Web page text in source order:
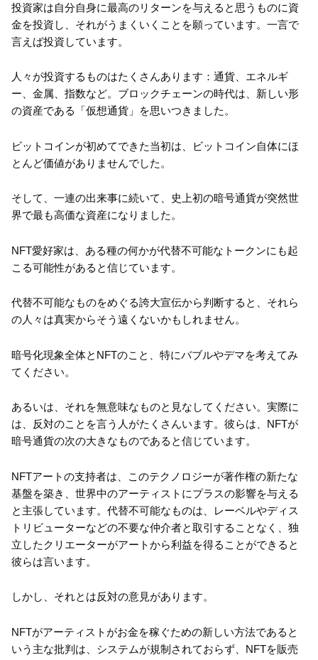
投資家は自分自身に最高のリターンを与えると思うものに資
金を投資し、それがうまくいくことを願っています。一言で
言えば投資しています。
人々が投資するものはたくさんあります：通貨、エネルギ
ー、金属、指数など。ブロックチェーンの時代は、新しい形
の資産である「仮想通貨」を思いつきました。
ビットコインが初めてできた当初は、ビットコイン自体にほ
とんど価値がありませんでした。
そして、一連の出来事に続いて、史上初の暗号通貨が突然世
界で最も高価な資産になりました。
NFT愛好家は、ある種の何かが代替不可能なトークンにも起
こる可能性があると信じています。
代替不可能なものをめぐる誇大宣伝から判断すると、それら
の人々は真実からそう遠くないかもしれません。
暗号化現象全体とNFTのこと、特にバブルやデマを考えてみ
てください。
あるいは、それを無意味なものと見なしてください。実際に
は、反対のことを言う人がたくさんいます。彼らは、NFTが
暗号通貨の次の大きなものであると信じています。
NFTアートの支持者は、このテクノロジーが著作権の新たな
基盤を築き、世界中のアーティストにプラスの影響を与える
と主張しています。代替不可能なものは、レーベルやディス
トリビューターなどの不要な仲介者と取引することなく、独
立したクリエーターがアートから利益を得ることができると
彼らは言います。
しかし、それとは反対の意見があります。
NFTがアーティストがお金を稼ぐための新しい方法であると
いう主な批判は、システムが規制されておらず、NFTを販売